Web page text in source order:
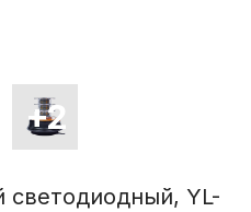
светодиодный, YL-